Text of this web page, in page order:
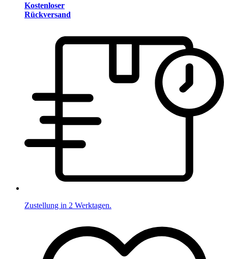
Kostenloser
Rückversand
Zustellung in 2 Werktagen.